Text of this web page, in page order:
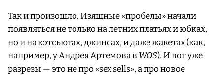
Так и произошло. Изящные «пробелы» начали
появляться не только на летних платьях и юбках,
но и на кэтсьютах, джинсах, и даже жакетах (как,
например, у Андрея Артемова в WOS). И вот уже
разрезы — это не про «sex sells», а про новое